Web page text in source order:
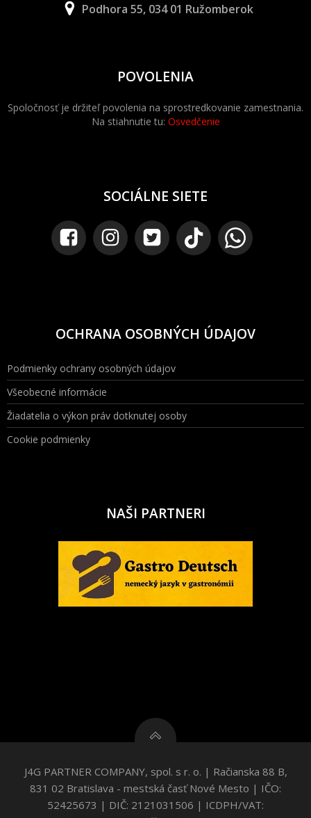
Podhora 55, 034 01 Ružomberok
POVOLENIA
Spoločnosť je držiteľ povolenia na sprostredkovanie zamestnania.
Na stiahnutie tu: Osvedčenie
SOCIÁLNE SIETE
OCHRANA OSOBNÝCH ÚDAJOV
Podmienky ochrany osobných údajov
Všeobecné informácie
Žiadatelia o výkon práv dotknutej osoby
Cookie podmienky
NAŠI PARTNERI
J4G PARTNER COMPANY, spol. s r. o. | Račianska 88 B,
831 02 Bratislava - mestská časť Nové Mesto | IČO:
52425673 | DIČ: 2121031506 | ICDPH/VAT: